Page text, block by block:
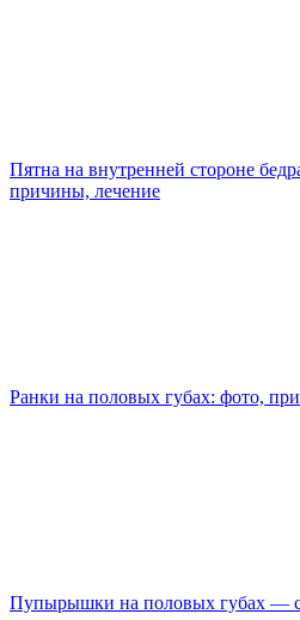
Пятна на внутренней стороне
причины, лечение
Ранки на половых губах: фото,
Пупырышки на половых губах —